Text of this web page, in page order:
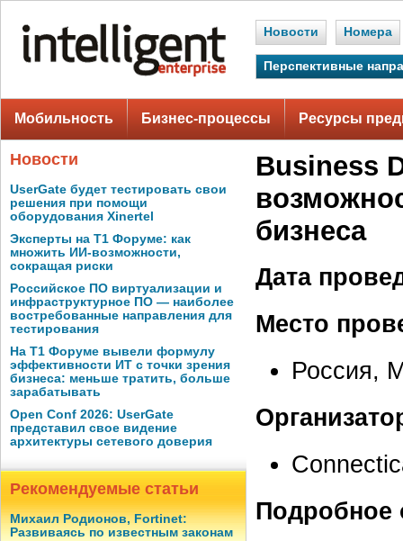
Новости Номера
Перспективные
Мобильность Бизнес-процессы Ресурсы
Новости
UserGate будет тестировать свои
решения при помощи
оборудования Xinertel
Эксперты на Т1 Форуме: как
множить ИИ-возможности,
сокращая риски
Российское ПО виртуализации и
инфраструктурное ПО — наиболее
востребованные направления для
тестирования
На Т1 Форуме вывели формулу
эффективности ИТ с точки зрения
бизнеса: меньше тратить, больше
зарабатывать
Open Conf 2026: UserGate
представил свое видение
архитектуры сетевого доверия
Рекомендуемые статьи
Михаил Родионов, Fortinet:
Развиваясь по известным законам
Business
бизнеса
Дата
Место
Россия,
Подробное